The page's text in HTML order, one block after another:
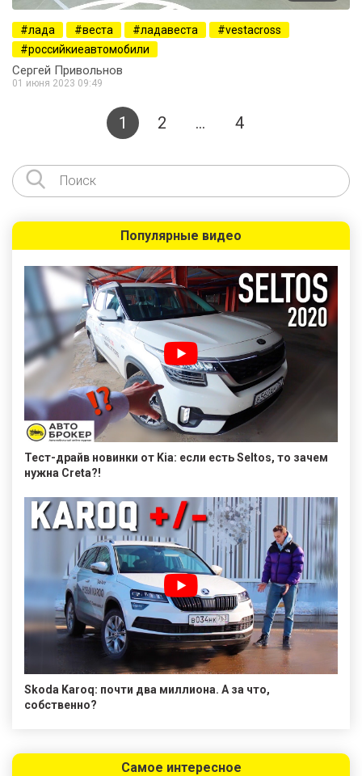
лада веста ладавеста
vestacross
российкиеавтомобили
Сергей Привольнов
01 июня 2023 09:49
1 2 … 4
Популярные видео
Тест-драйв новинки от Kia: если есть Seltos, то зачем
нужна Creta?!
Skoda Karoq: почти два миллиона. А за что,
собственно?
Самое интересное